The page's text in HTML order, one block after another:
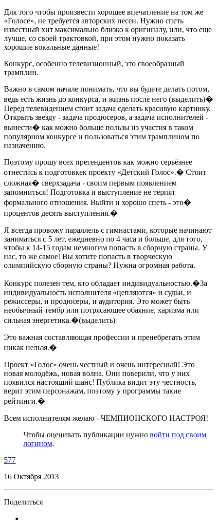
Для того чтобы произвести хорошее впечатление на том же
«Голосе», не требуется авторских песен. Нужно спеть
известный хит максимально близко к оригиналу, или, что еще
лучше, со своей трактовкой, при этом нужно показать
хорошие вокальные данные!
Конкурс, особенно телевизионный, это своеобразный
трамплин.
Важно в самом начале понимать, что вы будете делать потом,
ведь есть жизнь до конкурса, и жизнь после него (выделить)�
Перед телевидением стоит задача сделать красивую картинку.
Открыть звезду - задача продюсеров, а задача исполнителей -
вынести� как можно больше пользы из участия в таком
популярном конкурсе и пользоваться этим трамплином по
назначению.
Поэтому прошу всех претендентов как можно серьёзнее
отнестись к подготовкек проекту «Детский Голос».� Стоит
сложная� сверхзадача - своим первым появлением
запомниться! Подготовка и выступление не терпят
формального отношения. Выйти и хорошо спеть - это�
процентов десять выступления.�
Я всегда провожу параллель с гимнастами, которые начинают
заниматься с 5 лет, ежедневно по 4 часа и больше, для того,
чтобы к 14-15 годам немногим попасть в сборную страны. У
нас, то же самое! Вы хотите попасть в творческую
олимпийскую сборную страны? Нужна огромная работа.
Конкурс полезен тем, кто обладает индивидуальностью.�За
индивидуальность исполнителя «цепляются» и судьи, и
режиссеры, и продюсеры, и аудитория. Это может быть
необычный тембр или потрясающее обаяние, харизма или
сильная энергетика.�(выделить)
Это важная составляющая профессии и пренебрегать этим
никак нельзя.�
Проект «Голос» очень честный и очень интересный! Это
новая молодёжь, новая волна. Они поверили, что у них
появился настоящий шанс! Публика видит эту честность,
верит этим персонажам, поэтому у программы такие
рейтинги.�
Всем исполнителям желаю - ЧЕМПИОНСКОГО НАСТРОЯ!
Чтобы оценивать публикации нужно войти под своим
логином.
577
16 Октября 2013
Поделиться